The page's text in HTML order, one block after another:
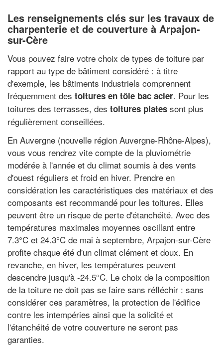
Les renseignements clés sur les travaux de
charpenterie et de couverture à Arpajon-
sur-Cère
Vous pouvez faire votre choix de types de toiture par
rapport au type de bâtiment considéré : à titre
d'exemple, les bâtiments industriels comprennent
fréquemment des toitures en tôle bac acier. Pour les
toitures des terrasses, des toitures plates sont plus
régulièrement conseillées.
En Auvergne (nouvelle région Auvergne-Rhône-Alpes),
vous vous rendrez vite compte de la pluviométrie
modérée à l'année et du climat soumis à des vents
d'ouest réguliers et froid en hiver. Prendre en
considération les caractéristiques des matériaux et des
composants est recommandé pour les toitures. Elles
peuvent être un risque de perte d'étanchéité. Avec des
températures maximales moyennes oscillant entre
7.3°C et 24.3°C de mai à septembre, Arpajon-sur-Cère
profite chaque été d'un climat clément et doux. En
revanche, en hiver, les températures peuvent
descendre jusqu'à -24.5°C. Le choix de la composition
de la toiture ne doit pas se faire sans réfléchir : sans
considérer ces paramètres, la protection de l'édifice
contre les intempéries ainsi que la solidité et
l'étanchéité de votre couverture ne seront pas
garanties.